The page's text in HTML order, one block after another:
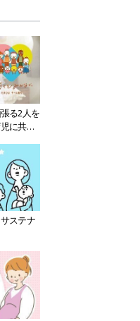
る2人を
に共感
ステナ